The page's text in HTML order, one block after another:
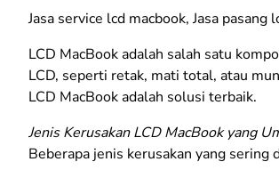
Jasa service lcd macbook, Jasa
LCD MacBook adalah salah satu
LCD, seperti retak, mati total, atau
LCD MacBook adalah solusi terbaik.
Jenis Kerusakan LCD MacBook yang
Beberapa jenis kerusakan yang sering